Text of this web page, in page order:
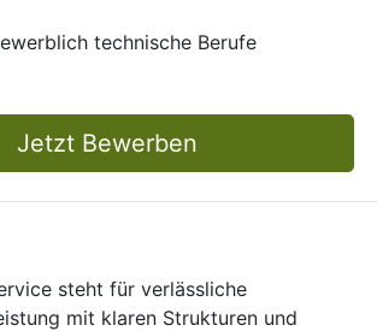
technische Berufe
Jetzt Bewerben
steht für verlässliche
mit klaren Strukturen und